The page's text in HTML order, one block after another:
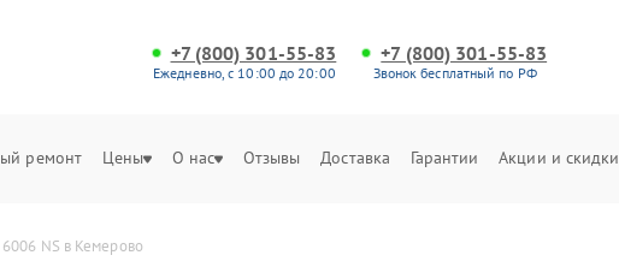
+7 (800) 301-55-83
Ежедневно, с 10:00 до 20:00
+7 (800) 301-55-83
Звонок бесплатный по РФ
ремонт Цены О нас Отзывы Доставка Гарантии Акции и скидки
NS в Кемерово